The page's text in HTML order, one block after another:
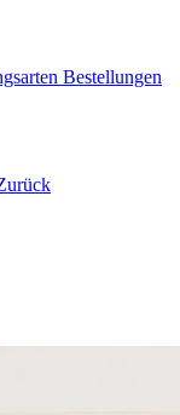
Bestellungen